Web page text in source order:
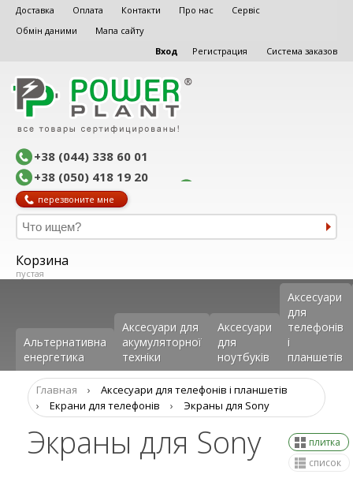
Доставка Оплата Контакти Про нас
Сервіс
Обмін даними
Мапа сайту
Вход
Регистрация Система заказов
+38 (044) 338 60 01
+38 (050) 418 19 20
перезвоните мне
Корзина
пустая
Альтернативна
енергетика
Аксесуари для
акумуляторної
техніки
Аксесуари
для
ноутбуків
Аксеcуари
для
телефонів
і
планшетів
Главная ›
Аксеcуари для телефонів і планшетів
›
Екрани для телефонів › Экраны для Sony
Экраны для Sony
плитка
список